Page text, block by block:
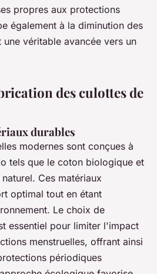
propres aux protections
également à la diminution des
véritable avancée vers un
des culottes de
durables
modernes sont conçues à
tels que le coton biologique et
Ces matériaux
optimal tout en étant
Le choix de
essentiel pour limiter l'impact
menstruelles, offrant ainsi
périodiques